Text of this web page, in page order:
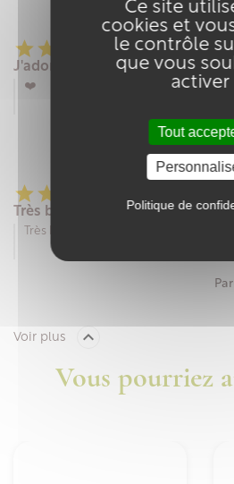
Ce site
cookies et
le contrôle
que vous
activer
Tout
Politique de
  
J'adore
❤️
Par

Très bien
Très bien
Voir plus 
Vous pourriez